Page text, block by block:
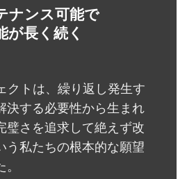
ナンス可能で
が長く続く
クトは、繰り返し発生す
決する必要性から生まれ
璧さを追求して絶えず改
う私たちの根本的な願望